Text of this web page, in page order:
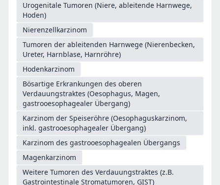
Urogenitale Tumoren (Niere, ableitende Harnwege,
Hoden)
Nierenzellkarzinom
Tumoren der ableitenden Harnwege (Nierenbecken,
Ureter, Harnblase, Harnröhre)
Hodenkarzinom
Bösartige Erkrankungen des oberen
Verdauungstraktes (Oesophagus, Magen,
gastrooesophagealer Übergang)
Karzinom der Speiseröhre (Oesophaguskarzinom,
inkl. gastrooesophagealer Übergang)
Karzinom des gastrooesophagealen Übergangs
Magenkarzinom
Weitere Tumoren des Verdauungstraktes (z.B.
Gastrointestinale Stromatumoren, GIST)